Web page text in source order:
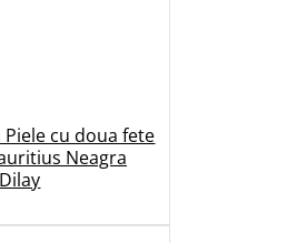
cu doua fete
Neagra